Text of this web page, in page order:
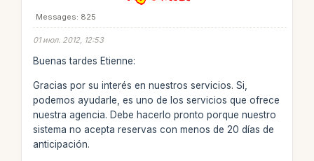
Messages: 825
01 июл. 2012, 12:53
Buenas tardes Etienne:
Gracias por su interés en nuestros servicios. Si,
podemos ayudarle, es uno de los servicios que ofrece
nuestra agencia. Debe hacerlo pronto porque nuestro
sistema no acepta reservas con menos de 20 días de
anticipación.